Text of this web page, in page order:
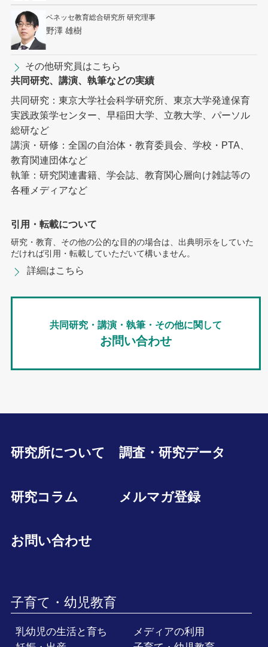
ベネッセ教育総合研究所 研究理事
野澤 雄樹
その他研究員はこちら
共同研究、講演、執筆などの実績
共同研究：東京大学社会科学研究所、東京大学発達保育
実践政策学センター、早稲田大学、立教大学、パーソル
総研など
講演・研修：全国の自治体・教育委員会、学校・PTA、
教育関連団体など
執筆：研究関連書籍、学会誌、教育関心層向け雑誌等の
各種メディアなど
引用・転載について
研究・教育、その他の公的な目的の場合は、出典明示をしていた
だければ引用・転載していただいて構いません。
詳細はこちら
共同研究・講演・執筆・その他に関して
お問い合わせ
研究所について 調査・研究データ
研究コラム メルマガ登録
お問い合わせ
子育て・幼児教育
乳幼児の生活と育ち
メディアの利用